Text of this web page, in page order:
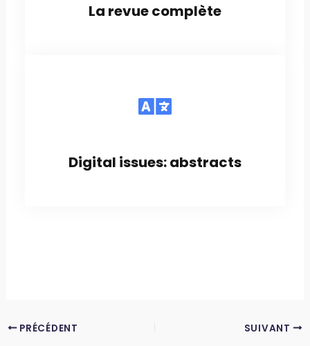
La revue complète
Digital issues: abstracts
PRÉCÉDENT SUIVANT